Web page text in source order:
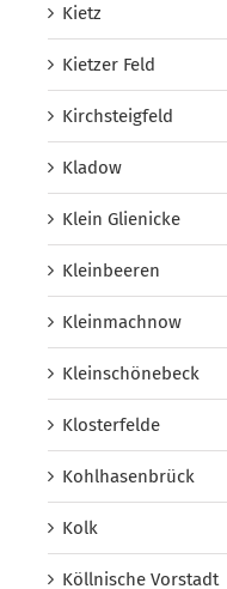
Kietz
Kietzer Feld
Kirchsteigfeld
Kladow
Klein Glienicke
Kleinbeeren
Kleinmachnow
Kleinschönebeck
Klosterfelde
Kohlhasenbrück
Kolk
Köllnische Vorstadt